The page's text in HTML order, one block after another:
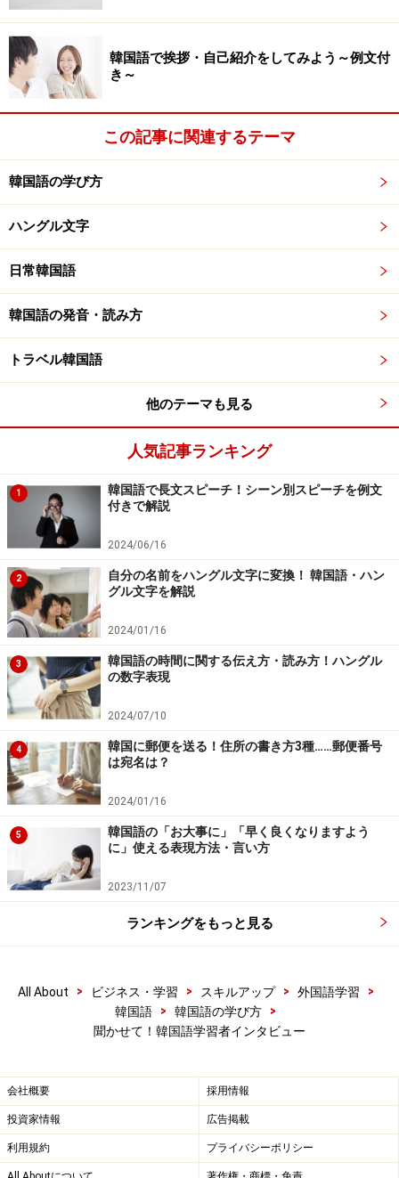
うことしないと、本当に書く機会がなくなっちゃうんで
すよね。
最も効果を感じた学習法は？ 仕事の忙しい永田さんが工
夫したこととは？ 次ページに続きます！
※記事内容は執筆時点のものです。最新の内容をご確認くださ
い。
韓国語で挨拶・自己紹介をしてみよう～例文付
き～
この記事に関連するテーマ
韓国語の学び方
ハングル文字
日常韓国語
韓国語の発音・読み方
トラベル韓国語
他のテーマも見る
人気記事ランキング
1
韓国語で長文スピーチ！シーン別スピーチを例文
付きで解説
2024/06/16
2
自分の名前をハングル文字に変換！ 韓国語・ハン
グル文字を解説
2024/01/16
3
韓国語の時間に関する伝え方・読み方！ハングル
の数字表現
2024/07/10
4
韓国に郵便を送る！住所の書き方3種……郵便番号
は宛名は？
2024/01/16
5
韓国語の「お大事に」「早く良くなりますよう
に」使える表現方法・言い方
2023/11/07
ランキングをもっと見る
All About > ビジネス・学習 > スキルアップ > 外国語学習
>
韓国語
> 韓国語の学び方
>
聞かせて！韓国語学習者インタビュー
会社概要 採用情報
投資家情報 広告掲載
利用規約 プライバシーポリシー